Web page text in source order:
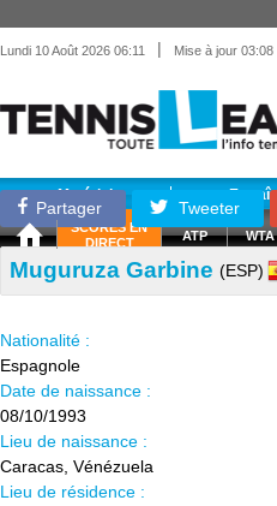
Lundi 10 Août 2026 06:11 | Mise à jour 03:08
Matériel
SCORES EN
DIRECT
ATP WTA
Partager Tweeter
Muguruza Garbine (ESP)
Nationalité :
Espagnole
Date de naissance :
08/10/1993
Lieu de naissance :
Caracas, Vénézuela
Lieu de résidence :